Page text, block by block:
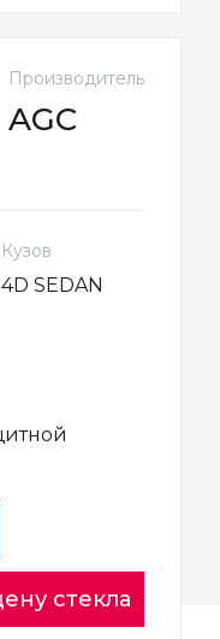
Производитель
AGC
Кузов
4D SEDAN
стекла